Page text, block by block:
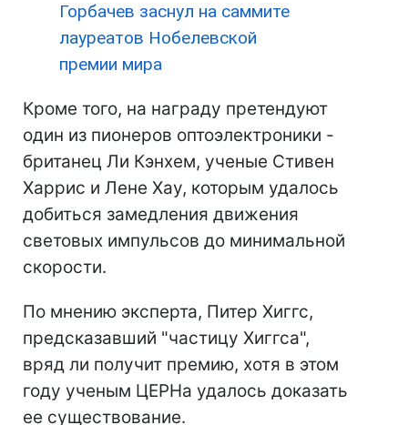
Горбачев заснул на саммите
лауреатов Нобелевской
премии мира
Кроме того, на награду претендуют
один из пионеров оптоэлектроники -
британец Ли Кэнхем, ученые Стивен
Харрис и Лене Хау, которым удалось
добиться замедления движения
световых импульсов до минимальной
скорости.
По мнению эксперта, Питер Хиггс,
предсказавший "частицу Хиггса",
вряд ли получит премию, хотя в этом
году ученым ЦЕРНа удалось доказать
ее существование.